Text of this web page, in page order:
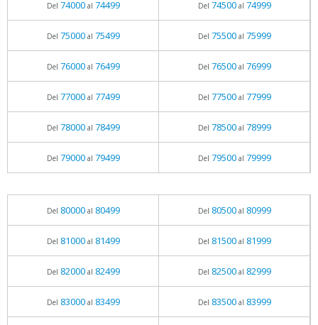
Del 74000al 74499 Del 74500al 74999
Del 75000al 75499 Del 75500al 75999
Del 76000al 76499 Del 76500al 76999
Del 77000al 77499 Del 77500al 77999
Del 78000al 78499 Del 78500al 78999
Del 79000al 79499 Del 79500al 79999
Del 80000al 80499 Del 80500al 80999
Del 81000al 81499 Del 81500al 81999
Del 82000al 82499 Del 82500al 82999
Del 83000al 83499 Del 83500al 83999